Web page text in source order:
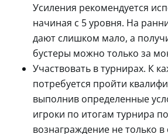
Усиления рекомендуется
начиная с 5 уровня. На
дают слишком мало, а
бустеры можно только за
Участвовать в турнирах. К
потребуется пройти
выполнив определенные
игроки по итогам турнира
вознаграждение не только в